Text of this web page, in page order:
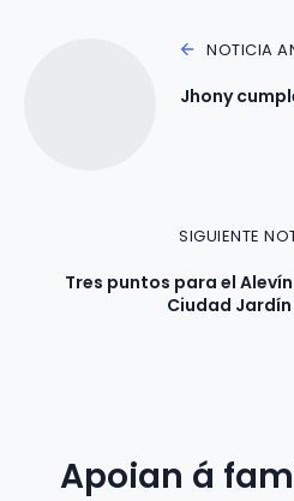
NOTICIA
Jhony
SIGUIENTE
Tres puntos para el
Ciudad
Apoian á